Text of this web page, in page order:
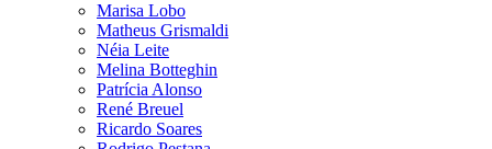
Marisa Lobo
Matheus Grismaldi
Néia Leite
Melina Botteghin
Patrícia Alonso
René Breuel
Ricardo Soares